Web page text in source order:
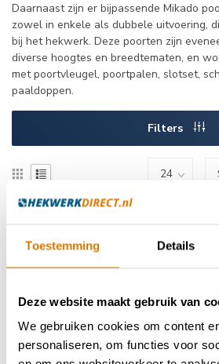
Toestemming Details
Deze website maakt gebruik van
We gebruiken cookies om content
personaliseren, om functies voor
Daarnaast zijn er bijpassende Mikado
zowel in enkele als dubbele uitvoering,
bij het hekwerk. Deze poorten zijn
diverse hoogtes en breedtematen, en
met poortvleugel, poortpalen, slotset,
paaldoppen.
Filters
Vergelijk
Compleet
€329,00